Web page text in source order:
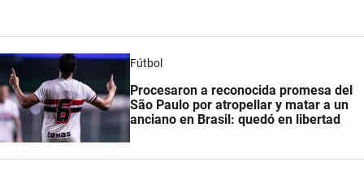
Fútbol
Procesaron a reconocida promesa del
São Paulo por atropellar y matar a un
anciano en Brasil: quedó en libertad